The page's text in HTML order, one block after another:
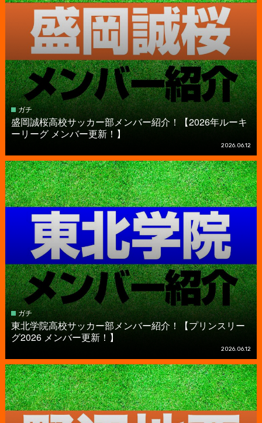
ガチ
盛岡誠桜高校サッカー部メンバー紹介！【2026年ルーキ
ーリーグ メンバー更新！】
2026.06.12
ガチ
東北学院高校サッカー部メンバー紹介！【プリンスリー
グ2026 メンバー更新！】
2026.06.12